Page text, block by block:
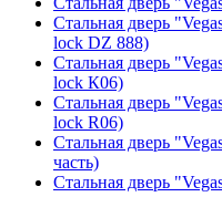
Стальная дверь
lock DZ 888)
Стальная дверь
lock К06)
Стальная дверь
lock R06)
Стальная дверь
часть)
Стальная дверь